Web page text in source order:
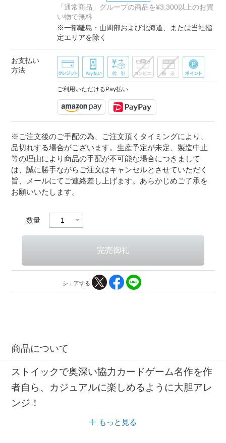
「通常商品」グループの商品を¥3,300以上のお買
い物で無料
※一部離島・山間部および北海道、または当社指
定エリアを除く
お支払い
方法
ご利用いただけるPay払い
※ご注文後のご手配の為、ご注文頂くタイミングにより、
品切れする場合がございます。生産予定が未定、製造中止
等の理由により商品の手配が不可能な場合につきまして
は、誠に勝手ながらご注文はキャンセルとさせていただく
旨、メールにてご連絡差し上げます。あらかじめご了承を
お願いいたします。
数量
シェアする
商品について
ストイックで奥深い協力カードゲーム名作を作
者自ら、カジュアルに楽しめるように大胆アレ
ンジ！
もっと見る